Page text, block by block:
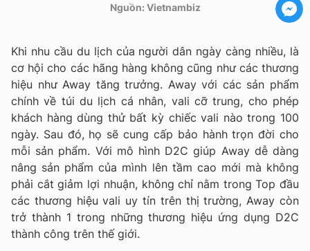
Nguồn: Vietnambiz
Khi nhu cầu du lịch của người dân ngày càng nhiều, là
cơ hội cho các hãng hàng không cũng như các thương
hiệu như Away tăng trưởng. Away với các sản phẩm
chính về túi du lịch cá nhân, vali cỡ trung, cho phép
khách hàng dùng thử bất kỳ chiếc vali nào trong 100
ngày. Sau đó, họ sẽ cung cấp bảo hành trọn đời cho
mỗi sản phẩm. Với mô hình D2C giúp Away dễ dàng
nâng sản phẩm của mình lên tầm cao mới mà không
phải cắt giảm lợi nhuận, không chỉ nằm trong Top đầu
các thương hiệu vali uy tín trên thị trường, Away còn
trở thành 1 trong những thương hiệu ứng dụng D2C
thành công trên thế giới.